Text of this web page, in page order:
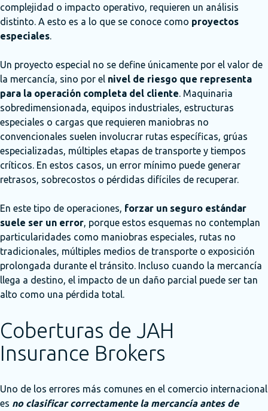
complejidad o impacto operativo, requieren un análisis
distinto. A esto es a lo que se conoce como proyectos
especiales.
Un proyecto especial no se define únicamente por el valor de
la mercancía, sino por el nivel de riesgo que representa
para la operación completa del cliente. Maquinaria
sobredimensionada, equipos industriales, estructuras
especiales o cargas que requieren maniobras no
convencionales suelen involucrar rutas específicas, grúas
especializadas, múltiples etapas de transporte y tiempos
críticos. En estos casos, un error mínimo puede generar
retrasos, sobrecostos o pérdidas difíciles de recuperar.
En este tipo de operaciones, forzar un seguro estándar
suele ser un error, porque estos esquemas no contemplan
particularidades como maniobras especiales, rutas no
tradicionales, múltiples medios de transporte o exposición
prolongada durante el tránsito. Incluso cuando la mercancía
llega a destino, el impacto de un daño parcial puede ser tan
alto como una pérdida total.
Coberturas de JAH
Insurance Brokers
Uno de los errores más comunes en el comercio internacional
es no clasificar correctamente la mercancía antes de